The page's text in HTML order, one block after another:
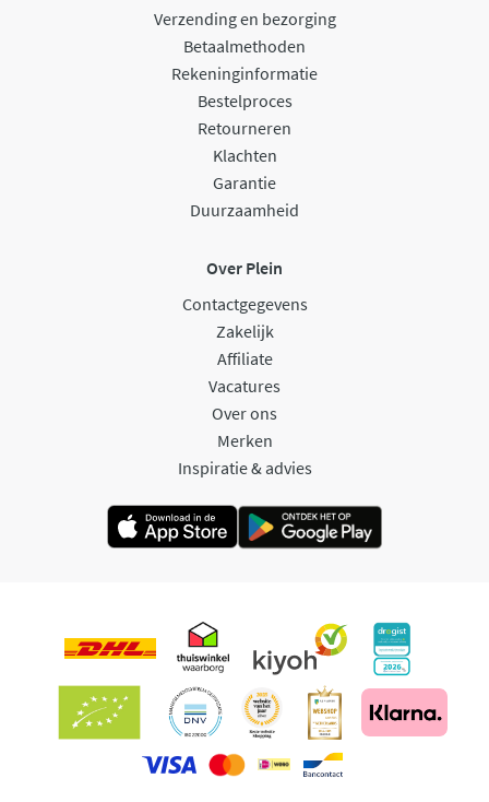
Verzending en bezorging
Betaalmethoden
Rekeninginformatie
Bestelproces
Retourneren
Klachten
Garantie
Duurzaamheid
Over Plein
Contactgegevens
Zakelijk
Affiliate
Vacatures
Over ons
Merken
Inspiratie & advies